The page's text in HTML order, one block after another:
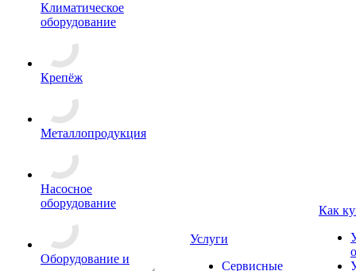
Климатическое
оборудование
Крепёж
Металлопродукция
Насосное
оборудование
Оборудование и
Услуги
Сервисные
Как